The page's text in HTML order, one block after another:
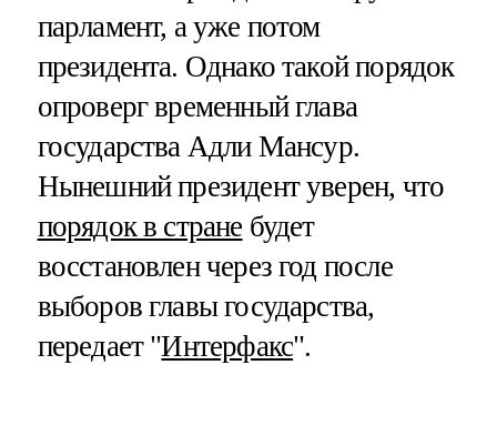
парламент, а уже потом
президента. Однако такой порядок
опроверг временный глава
государства Адли Мансур.
Нынешний президент уверен, что
порядок в стране будет
восстановлен через год после
выборов главы государства,
передает "Интерфакс".